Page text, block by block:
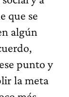
que se
algún
punto y
la meta